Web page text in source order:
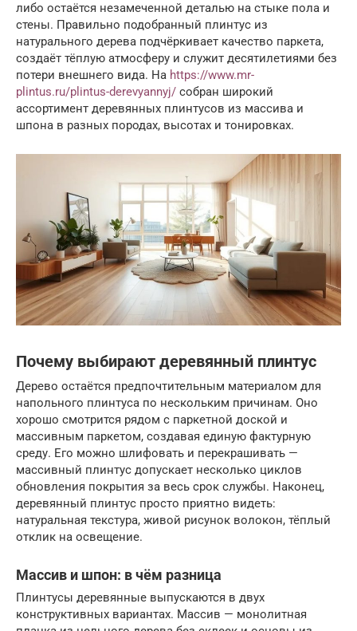
либо остаётся незамеченной деталью на стыке пола и
стены. Правильно подобранный плинтус из
натурального дерева подчёркивает качество паркета,
создаёт тёплую атмосферу и служит десятилетиями без
потери внешнего вида. На https://www.mr-
plintus.ru/plintus-derevyannyj/ собран широкий
ассортимент деревянных плинтусов из массива и
шпона в разных породах, высотах и тонировках.
Почему выбирают деревянный плинтус
Дерево остаётся предпочтительным материалом для
напольного плинтуса по нескольким причинам. Оно
хорошо смотрится рядом с паркетной доской и
массивным паркетом, создавая единую фактурную
среду. Его можно шлифовать и перекрашивать —
массивный плинтус допускает несколько циклов
обновления покрытия за весь срок службы. Наконец,
деревянный плинтус просто приятно видеть:
натуральная текстура, живой рисунок волокон, тёплый
отклик на освещение.
Массив и шпон: в чём разница
Плинтусы деревянные выпускаются в двух
конструктивных вариантах. Массив — монолитная